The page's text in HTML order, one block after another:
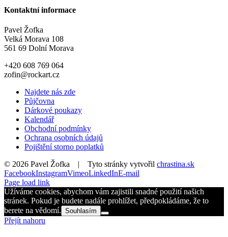
Kontaktní informace
Pavel Žofka
Velká Morava 108
561 69 Dolní Morava
+420 608 769 064
zofin@rockart.cz
Najdete nás zde
Půjčovna
Dárkové poukazy
Kalendář
Obchodní podmínky
Ochrana osobních údajů
Pojištění storno poplatků
© 2026 Pavel Žofka | Tyto stránky vytvořil chrastina.sk
FacebookInstagramVimeoLinkedInE-mail
Page load link
Užíváme cookies, abychom vám zajistili snadné použití našich
stránek. Pokud je budete nadále prohlížet, předpokládáme, že to
berete na vědomí. Souhlasím
Přejít nahoru